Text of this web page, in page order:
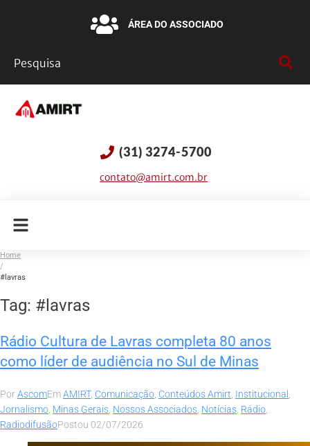
ÁREA DO ASSOCIADO
(31) 3274-5700
contato@amirt.com.br
Home
/
#lavras
Tag: #lavras
Rádio Cultura de Lavras completa 80 anos
como líder de audiência no Sul de Minas
PorAscomEmAMIRT, Comunicação, Conteúdos Amirt, Institucional ,
Jornalismo, Minas Gerais, Nossos Associados, Notícias, Rádio,
RadiodifusãoPostou 02/07/2026